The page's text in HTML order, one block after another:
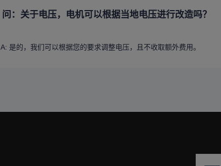
问：关于电压，电机可以根据当地电压进行改造吗？
A: 是的，我们可以根据您的要求调整电压，且不收取额外费用。